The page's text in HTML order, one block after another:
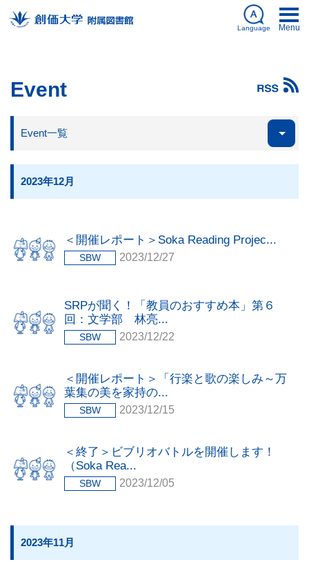
Language Menu
Event
Event一覧
2023年12月
＜開催レポート＞Soka Reading Projec...
SBW 2023/12/27
SRPが聞く！「教員のおすすめ本」第６
回：文学部 林亮...
SBW 2023/12/22
＜開催レポート＞「行楽と歌の楽しみ～万
葉集の美を家持の...
SBW 2023/12/15
＜終了＞ビブリオバトルを開催します！
（Soka Rea...
SBW 2023/12/05
2023年11月
Databases
図書館について
Soka Book Wave